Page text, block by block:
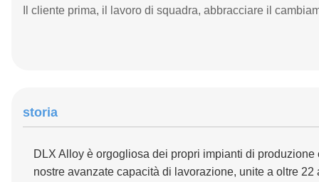
Il cliente prima, il lavoro di squadra, abbracciare il
storia
DLX Alloy è orgogliosa dei propri impianti di
nostre avanzate capacità di lavorazione, unite a oltre